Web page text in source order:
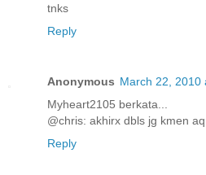
tnks
Reply
Anonymous March 22, 2010
Myheart2105 berkata...
@chris: akhirx dbls jg kmen
Reply